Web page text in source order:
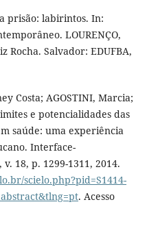
prisão: labirintos. In:
LOURENÇO,
Rocha. Salvador: EDUFBA,
Costa; AGOSTINI, Marcia;
e potencialidades das
saúde: uma experiência
Interface-
18, p. 1299-1311, 2014.
scielo.php?pid=S1414-
. Acesso